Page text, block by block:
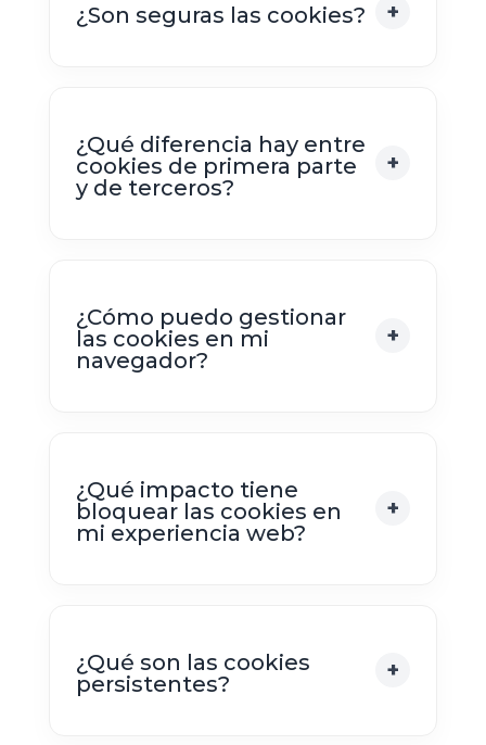
¿Son seguras las cookies?
¿Qué diferencia hay entre
cookies de primera parte
y de terceros?
¿Cómo puedo gestionar
las cookies en mi
navegador?
¿Qué impacto tiene
bloquear las cookies en
mi experiencia web?
¿Qué son las cookies
persistentes?